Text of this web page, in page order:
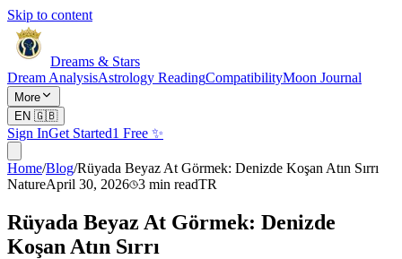
Skip to content
Dreams & Stars
Dream AnalysisAstrology ReadingCompatibilityMoon Journal
More
EN 🇬🇧
Sign InGet Started1 Free ✨
Home/Blog/Rüyada Beyaz At Görmek: Denizde Koşan Atın Sırrı
NatureApril 30, 2026 3 min readTR
Rüyada Beyaz At Görmek: Denizde
Koşan Atın Sırrı